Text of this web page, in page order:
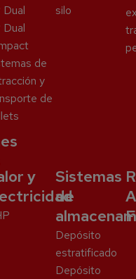
Dual
Dual
de
y
de
silo
y
Sistemas
de
Depósito
estratificado
Depósito